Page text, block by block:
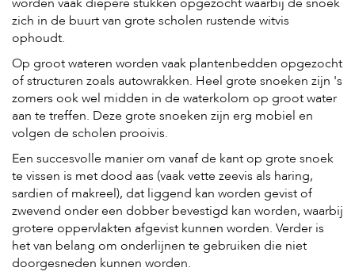
zich in de buurt van grote scholen rustende witvis
ophoudt.
Op groot wateren worden vaak plantenbedden opgezocht
of structuren zoals autowrakken. Heel grote snoeken zijn 's
zomers ook wel midden in de waterkolom op groot water
aan te treffen. Deze grote snoeken zijn erg mobiel en
volgen de scholen prooivis.
Een succesvolle manier om vanaf de kant op grote snoek
te vissen is met dood aas (vaak vette zeevis als haring,
sardien of makreel), dat liggend kan worden gevist of
zwevend onder een dobber bevestigd kan worden, waarbij
grotere oppervlakten afgevist kunnen worden. Verder is
het van belang om onderlijnen te gebruiken die niet
doorgesneden kunnen worden.